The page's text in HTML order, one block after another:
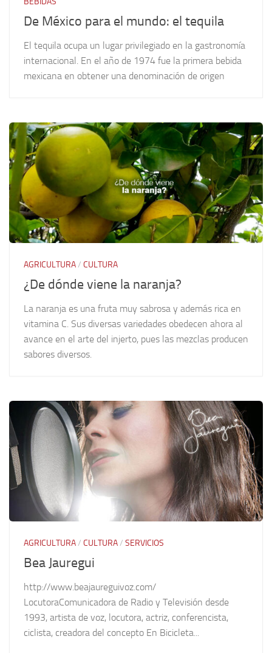
De México para el mundo: el tequila
El tequila ocupa un lugar privilegiado en la gastronomía
internacional. En el año de 1974 fue la primera bebida
mexicana en obtener una denominación de origen
AGRICULTURA/ CULTURA
¿De dónde viene la naranja?
La naranja es una fruta muy sabrosa y además rica en
vitamina C. Sus diversas variedades obedecen ahora al
avance en el arte del injerto, pues las mezclas producen
sabores diversos.
AGRICULTURA/ CULTURA/ SERVICIOS
Bea Jauregui
http://www.beajaureguivoz.com/
LocutoraComunicadora de Radio y Televisión desde
1993, artista de voz, locutora, actriz, conferencista,
ciclista, creadora del concepto En Bicicleta...